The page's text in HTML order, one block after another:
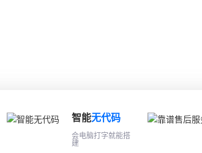
智能无代码
会电脑打字就能搭
建